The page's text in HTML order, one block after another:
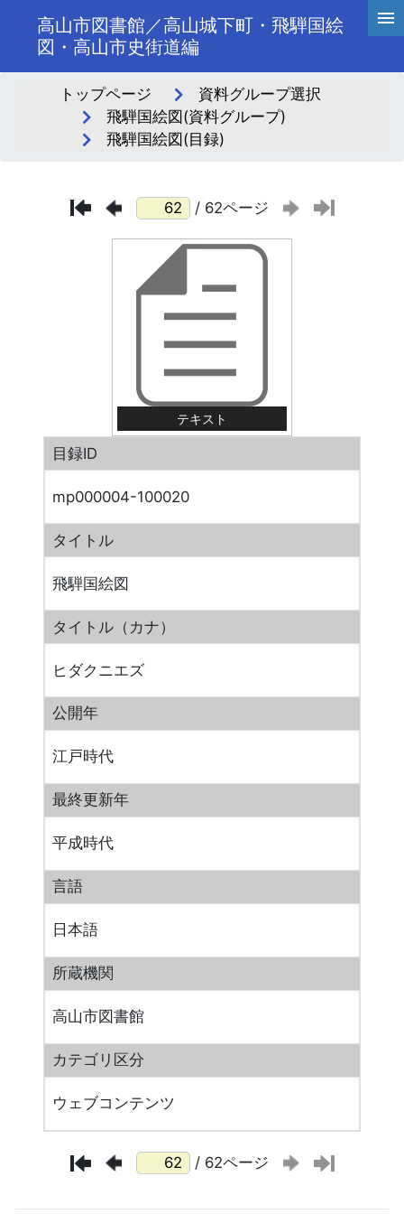
高山市図書館／高山城下町・飛騨国絵
図・高山市史街道編
トップページ
資料グループ選択
飛騨国絵図(資料グループ)
飛騨国絵図(目録)
/ 62ページ
テキスト
目録ID
mp000004-100020
タイトル
飛騨国絵図
タイトル（カナ）
ヒダクニエズ
公開年
江戸時代
最終更新年
平成時代
言語
日本語
所蔵機関
高山市図書館
カテゴリ区分
ウェブコンテンツ
/ 62ページ